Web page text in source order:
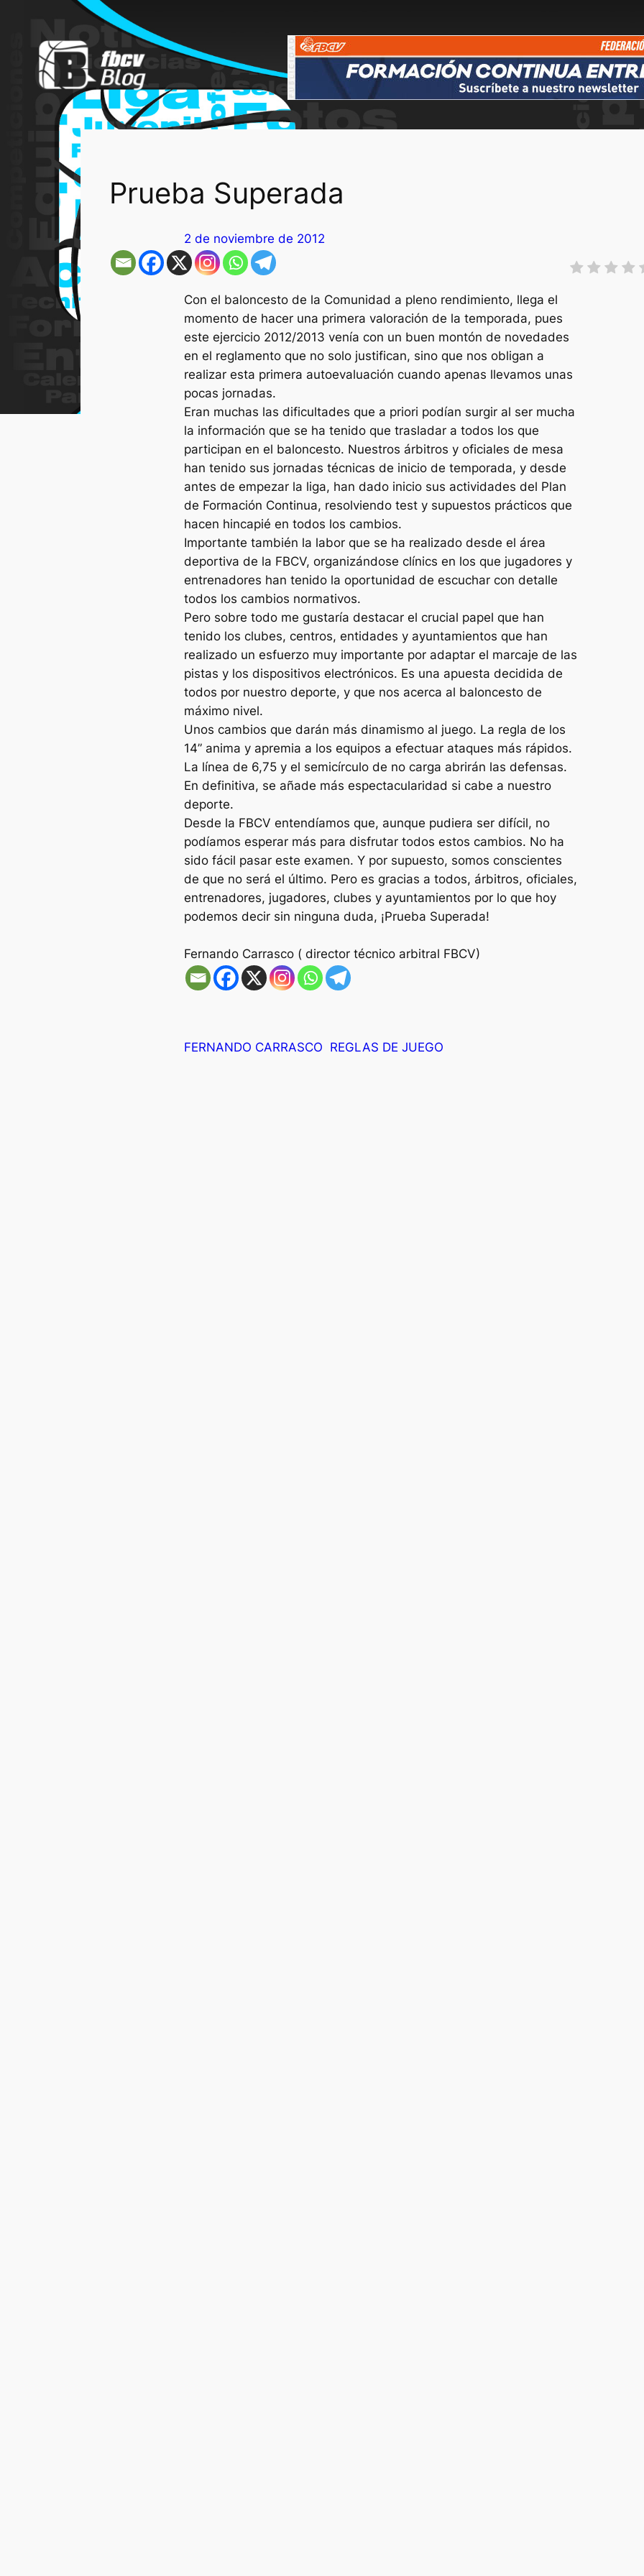
contenido
Prueba Superada
2 de noviembre de 2012
Con el baloncesto de la Comunidad a pleno rendimiento, llega el
momento de hacer una primera valoración de la temporada, pues
este ejercicio 2012/2013 venía con un buen montón de novedades
en el reglamento que no solo justifican, sino que nos obligan a
realizar esta primera autoevaluación cuando apenas llevamos unas
pocas jornadas.
Eran muchas las dificultades que a priori podían surgir al ser mucha
la información que se ha tenido que trasladar a todos los que
participan en el baloncesto. Nuestros árbitros y oficiales de mesa
han tenido sus jornadas técnicas de inicio de temporada, y desde
antes de empezar la liga, han dado inicio sus actividades del Plan
de Formación Continua, resolviendo test y supuestos prácticos que
hacen hincapié en todos los cambios.
Importante también la labor que se ha realizado desde el área
deportiva de la FBCV, organizándose clínics en los que jugadores y
entrenadores han tenido la oportunidad de escuchar con detalle
todos los cambios normativos.
Pero sobre todo me gustaría destacar el crucial papel que han
tenido los clubes, centros, entidades y ayuntamientos que han
realizado un esfuerzo muy importante por adaptar el marcaje de las
pistas y los dispositivos electrónicos. Es una apuesta decidida de
todos por nuestro deporte, y que nos acerca al baloncesto de
máximo nivel.
Unos cambios que darán más dinamismo al juego. La regla de los
14” anima y apremia a los equipos a efectuar ataques más rápidos.
La línea de 6,75 y el semicírculo de no carga abrirán las defensas.
En definitiva, se añade más espectacularidad si cabe a nuestro
deporte.
Desde la FBCV entendíamos que, aunque pudiera ser difícil, no
podíamos esperar más para disfrutar todos estos cambios. No ha
sido fácil pasar este examen. Y por supuesto, somos conscientes
de que no será el último. Pero es gracias a todos, árbitros, oficiales,
entrenadores, jugadores, clubes y ayuntamientos por lo que hoy
podemos decir sin ninguna duda, ¡Prueba Superada!
Fernando Carrasco ( director técnico arbitral FBCV)
FERNANDO CARRASCO REGLAS DE JUEGO